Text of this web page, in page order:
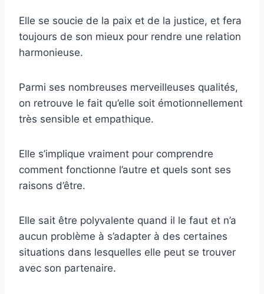
Elle se soucie de la paix et de la justice, et fera
toujours de son mieux pour rendre une relation
harmonieuse.
Parmi ses nombreuses merveilleuses qualités,
on retrouve le fait qu’elle soit émotionnellement
très sensible et empathique.
Elle s’implique vraiment pour comprendre
comment fonctionne l’autre et quels sont ses
raisons d’être.
Elle sait être polyvalente quand il le faut et n’a
aucun problème à s’adapter à des certaines
situations dans lesquelles elle peut se trouver
avec son partenaire.